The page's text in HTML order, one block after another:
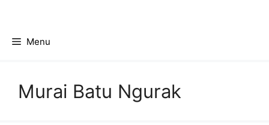
contentMenu
Murai Batu Ngurak